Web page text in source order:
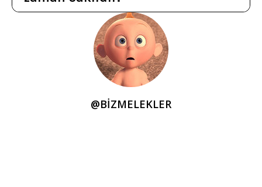
@BIZMELEKLER